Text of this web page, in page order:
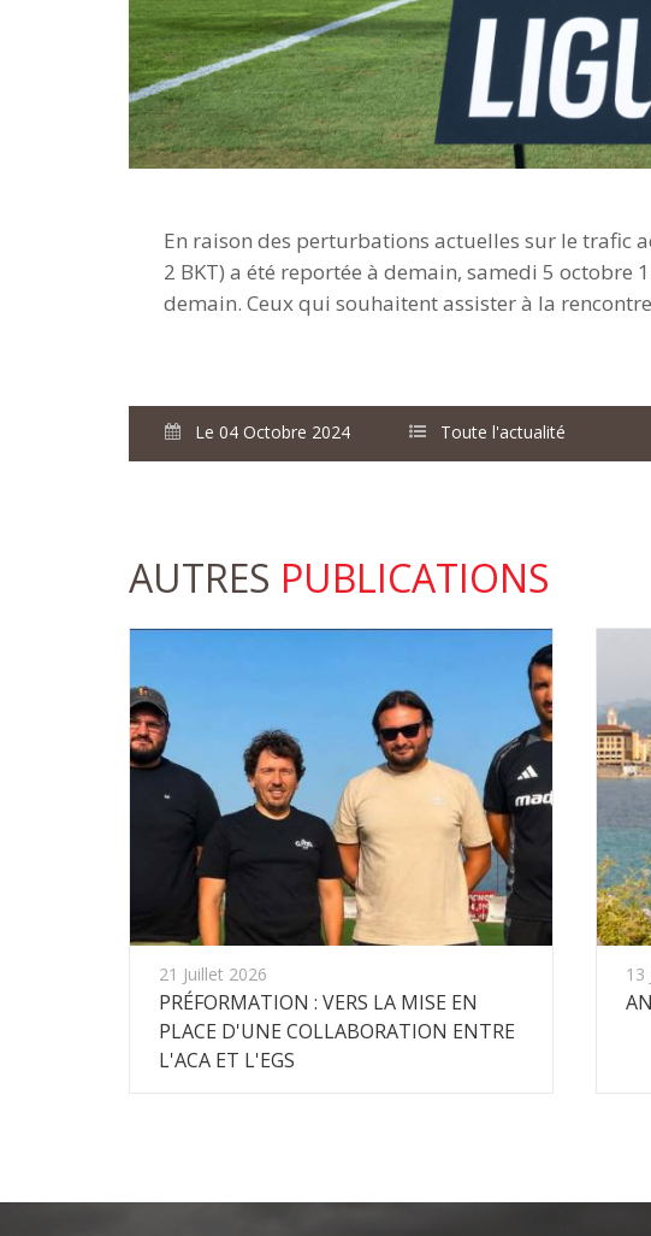
En raison des perturbations actuelles sur le trafic
2 BKT) a été reportée à demain, samedi 5
demain. Ceux qui souhaitent assister à la
Le 04 Octobre 2024 Toute l'actualité
AUTRES PUBLICATIONS
21 Juillet 2026
PRÉFORMATION : VERS LA MISE EN
PLACE D'UNE COLLABORATION ENTRE
L'ACA ET L'EGS
13